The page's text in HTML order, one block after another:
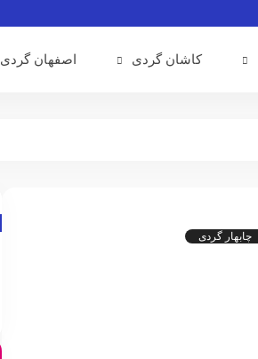
کاشان گردی اصفهان گردی
چابهار گردی